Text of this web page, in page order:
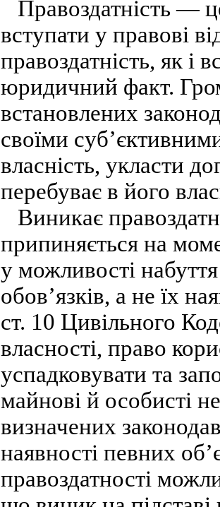
Правоздатність —
вступати у правові
правоздатність, як і
юридичний факт.
встановлених
своїми
власність, укласти
перебуває в його
Виникає
припиняється на
у можливості
обов’язків, а не їх
ст. 10 Цивільного
власності, право
успадковувати та
майнові й особисті
визначених
наявності певних
правоздатності